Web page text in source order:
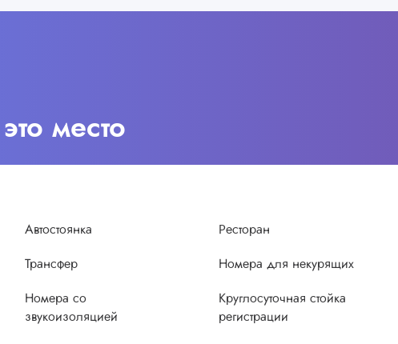
место
Автостоянка Ресторан
Трансфер Номера для некурящих
Номера со
звукоизоляцией
Круглосуточная стойка
регистрации